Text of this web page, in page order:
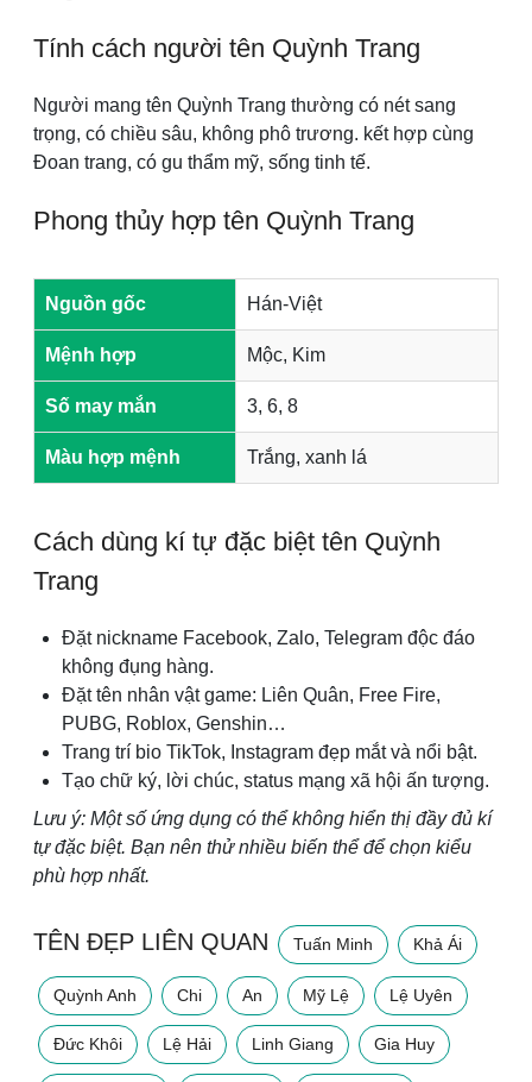
Tính cách người tên Quỳnh Trang
Người mang tên Quỳnh Trang thường có nét sang
trọng, có chiều sâu, không phô trương. kết hợp cùng
Đoan trang, có gu thẩm mỹ, sống tinh tế.
Phong thủy hợp tên Quỳnh Trang
Nguồn gốc Hán-Việt
Mệnh hợp Mộc, Kim
Số may mắn 3, 6, 8
Màu hợp mệnh Trắng, xanh lá
Cách dùng kí tự đặc biệt tên Quỳnh
Trang
Đặt nickname Facebook, Zalo, Telegram độc đáo
không đụng hàng.
Đặt tên nhân vật game: Liên Quân, Free Fire,
PUBG, Roblox, Genshin…
Trang trí bio TikTok, Instagram đẹp mắt và nổi bật.
Tạo chữ ký, lời chúc, status mạng xã hội ấn tượng.
Lưu ý: Một số ứng dụng có thể không hiển thị đầy đủ kí
tự đặc biệt. Bạn nên thử nhiều biến thể để chọn kiểu
phù hợp nhất.
TÊN ĐẸP LIÊN QUAN Tuấn Minh Khả Ái
Quỳnh Anh Chi An Mỹ Lệ Lệ Uyên
Đức Khôi Lệ Hải Linh Giang Gia Huy